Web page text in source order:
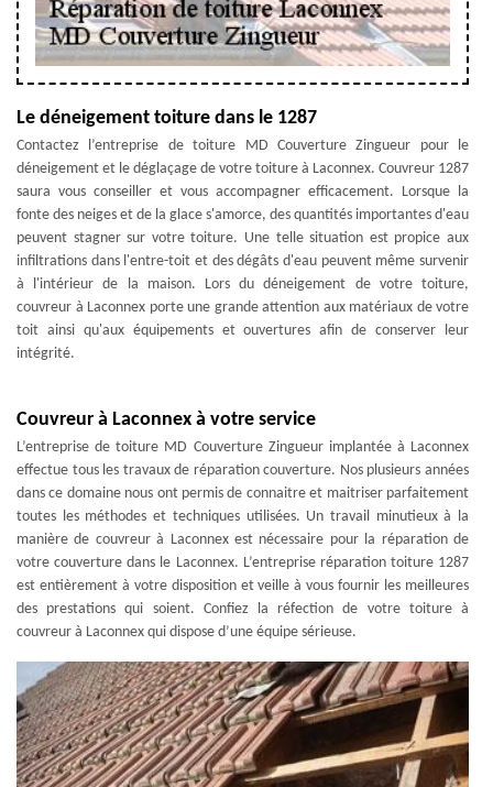
Le déneigement toiture dans le 1287
Contactez l’entreprise de toiture MD Couverture Zingueur pour le
déneigement et le déglaçage de votre toiture à Laconnex. Couvreur 1287
saura vous conseiller et vous accompagner efficacement. Lorsque la
fonte des neiges et de la glace s'amorce, des quantités importantes d'eau
peuvent stagner sur votre toiture. Une telle situation est propice aux
infiltrations dans l'entre-toit et des dégâts d'eau peuvent même survenir
à l'intérieur de la maison. Lors du déneigement de votre toiture,
couvreur à Laconnex porte une grande attention aux matériaux de votre
toit ainsi qu'aux équipements et ouvertures afin de conserver leur
intégrité.
Couvreur à Laconnex à votre service
L’entreprise de toiture MD Couverture Zingueur implantée à Laconnex
effectue tous les travaux de réparation couverture. Nos plusieurs années
dans ce domaine nous ont permis de connaitre et maitriser parfaitement
toutes les méthodes et techniques utilisées. Un travail minutieux à la
manière de couvreur à Laconnex est nécessaire pour la réparation de
votre couverture dans le Laconnex. L’entreprise réparation toiture 1287
est entièrement à votre disposition et veille à vous fournir les meilleures
des prestations qui soient. Confiez la réfection de votre toiture à
couvreur à Laconnex qui dispose d’une équipe sérieuse.